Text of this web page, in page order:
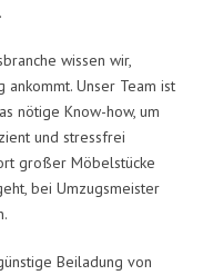
wissen wir,
Unser Team ist
nötige Know-how, um
und stressfrei
großer Möbelstücke
bei Umzugsmeister
Beiladung von